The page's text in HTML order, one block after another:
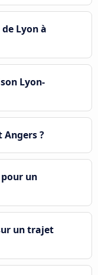
Lyon à
Lyon-
Angers ?
un
un trajet